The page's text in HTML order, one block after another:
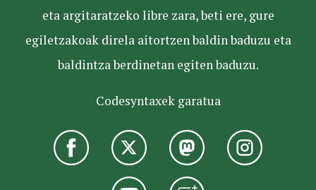
eta argitaratzeko libre zara, beti ere, gure
egiletzakoak direla aitortzen baldin baduzu eta
baldintza berdinetan egiten baduzu.
Codesyntaxek garatua